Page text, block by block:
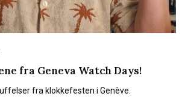
fra Geneva Watch Days!
fra klokkefesten i Genève.